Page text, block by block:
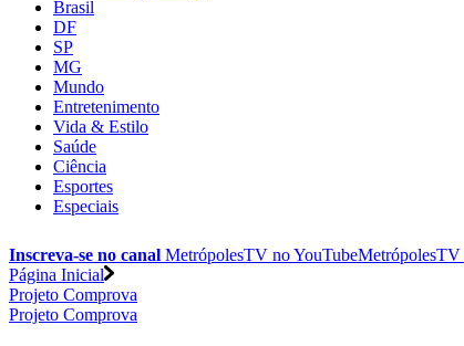
Brasil
DF
SP
MG
Mundo
Entretenimento
Vida & Estilo
Saúde
Ciência
Esportes
Especiais
Inscreva-se no canal MetrópolesTV noYouTubeMetrópolesTV
Página Inicial
Projeto Comprova
Projeto Comprova